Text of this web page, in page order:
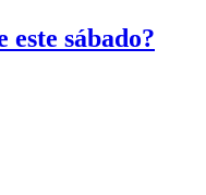
sábado?